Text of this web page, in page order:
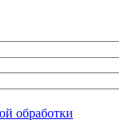
обработки